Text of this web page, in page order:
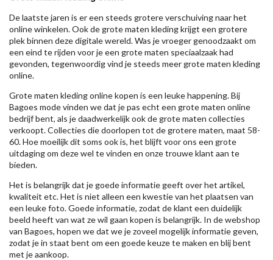
De laatste jaren is er een steeds grotere verschuiving naar het
online winkelen. Ook de grote maten kleding krijgt een grotere
plek binnen deze digitale wereld. Was je vroeger genoodzaakt om
een eind te rijden voor je een grote maten speciaalzaak had
gevonden, tegenwoordig vind je steeds meer grote maten kleding
online.
Grote maten kleding online kopen is een leuke happening. Bij
Bagoes mode vinden we dat je pas echt een grote maten online
bedrijf bent, als je daadwerkelijk ook de grote maten collecties
verkoopt. Collecties die doorlopen tot de grotere maten, maat 58-
60. Hoe moeilijk dit soms ook is, het blijft voor ons een grote
uitdaging om deze wel te vinden en onze trouwe klant aan te
bieden.
Het is belangrijk dat je goede informatie geeft over het artikel,
kwaliteit etc. Het is niet alleen een kwestie van het plaatsen van
een leuke foto. Goede informatie, zodat de klant een duidelijk
beeld heeft van wat ze wil gaan kopen is belangrijk. In de webshop
van Bagoes, hopen we dat we je zoveel mogelijk informatie geven,
zodat je in staat bent om een goede keuze te maken en blij bent
met je aankoop.